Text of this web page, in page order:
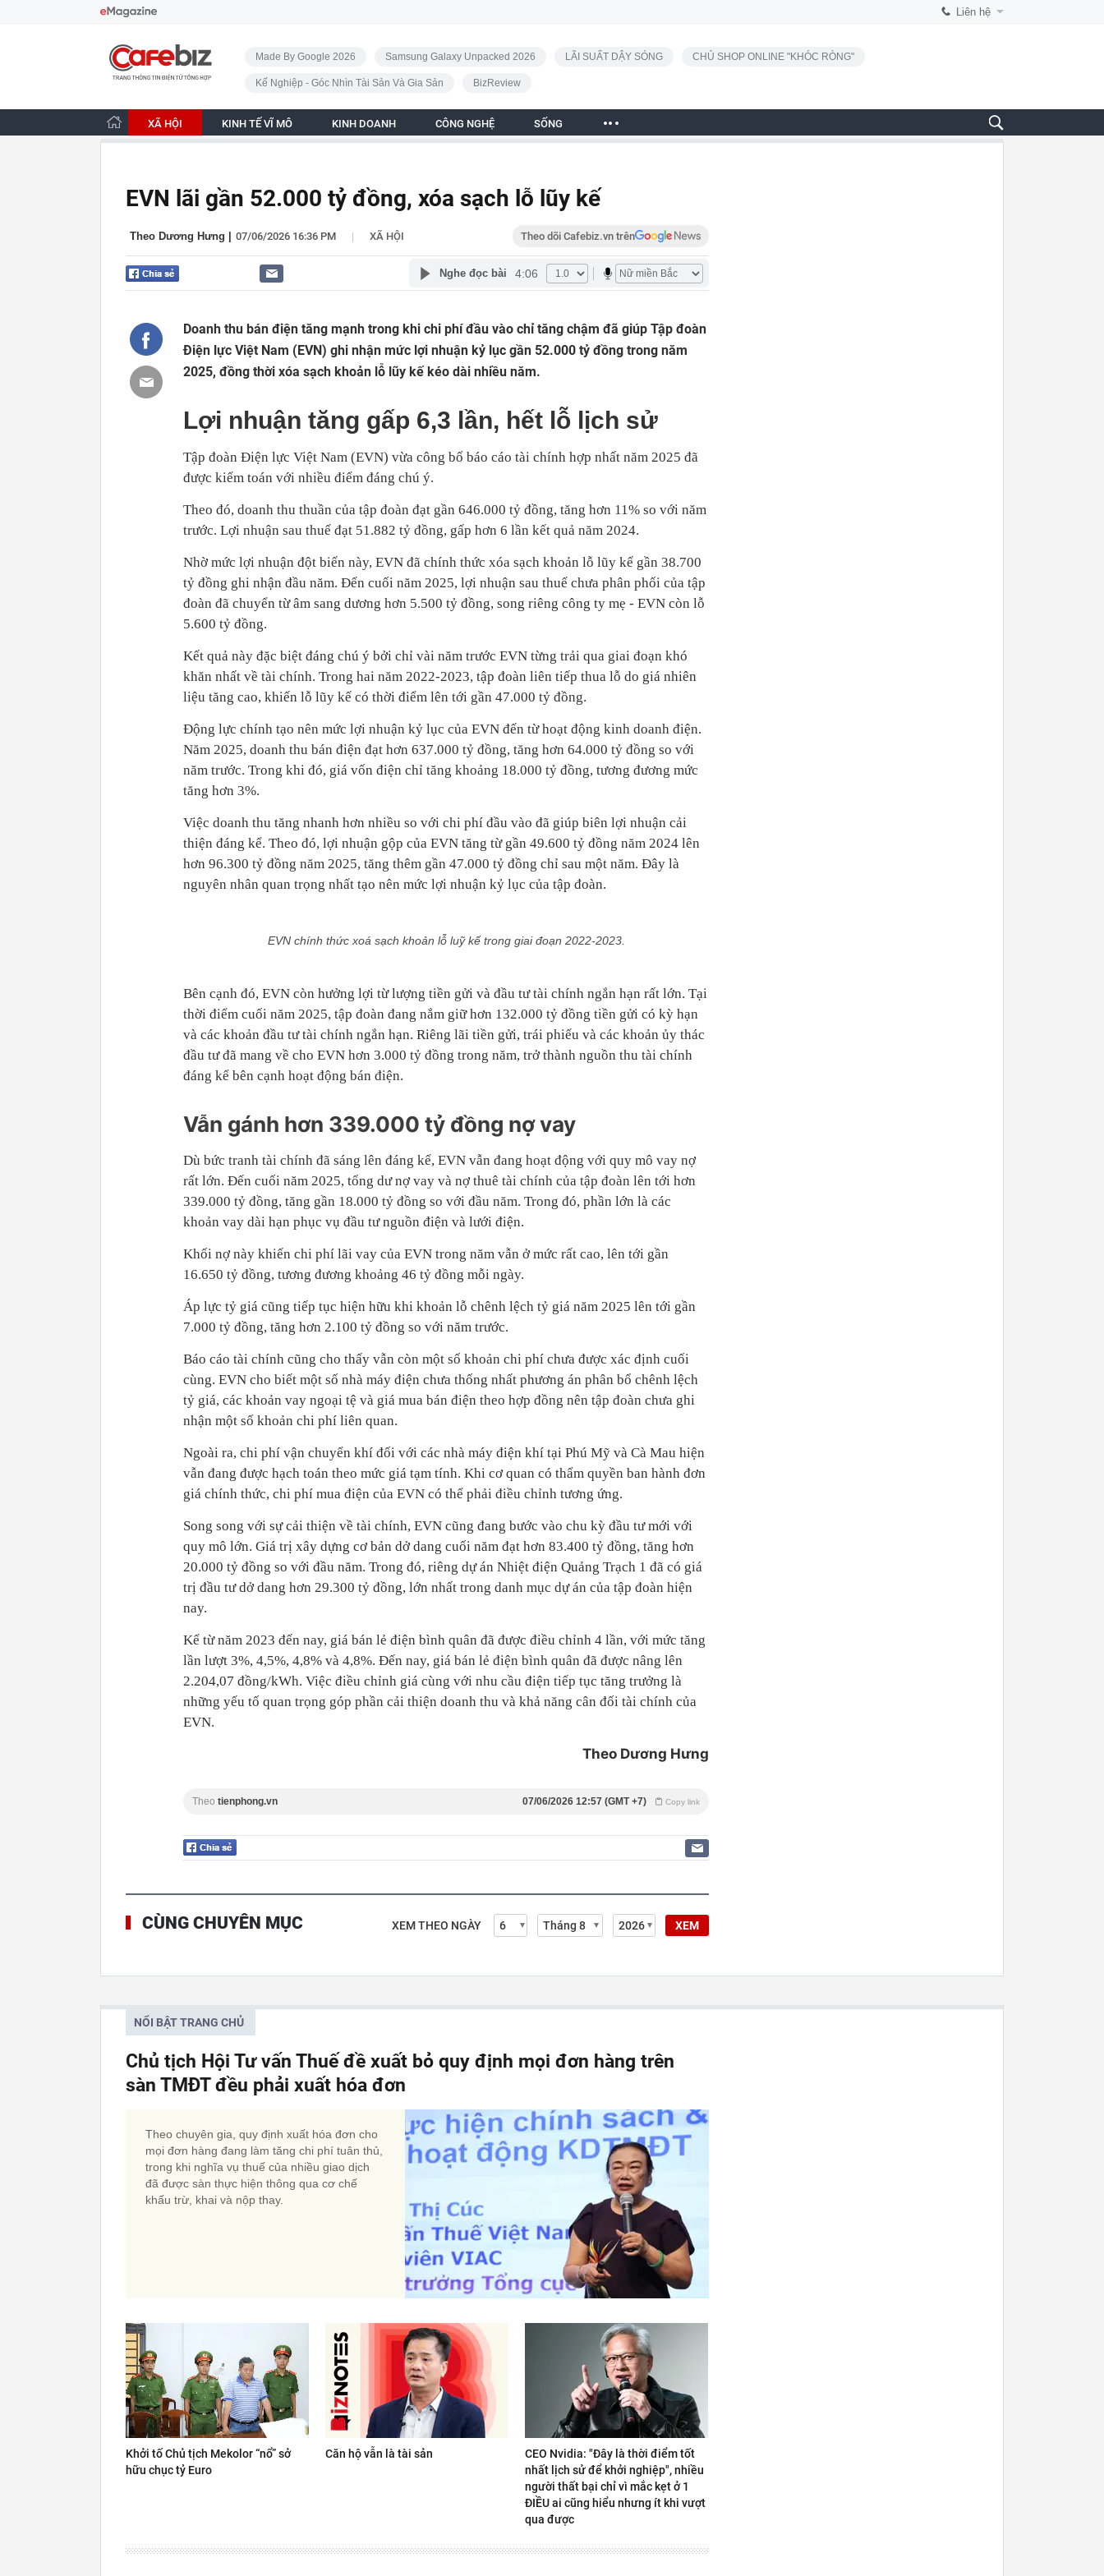
Liên hệ
CafeBiz - Trang chủ
Made By Google 2026 Samsung Galaxy Unpacked 2026 LÃI SUẤT DẬY SÓNG CHỦ SHOP ONLINE "KHÓC RÒNG"
Kế Nghiệp - Góc Nhìn Tài Sản Và Gia Sản BizReview
XÃ HỘI KINH TẾ VĨ MÔ KINH DOANH CÔNG NGHỆ SỐNG
EVN lãi gần 52.000 tỷ đồng, xóa sạch lỗ lũy kế
Theo Dương Hưng 07/06/2026 16:36 PM | XÃ HỘI Theo dõi Cafebiz.vn trên
Nghe đọc bài 4:06
Doanh thu bán điện tăng mạnh trong khi chi phí đầu vào chỉ tăng chậm đã giúp Tập đoàn
Điện lực Việt Nam (EVN) ghi nhận mức lợi nhuận kỷ lục gần 52.000 tỷ đồng trong năm
2025, đồng thời xóa sạch khoản lỗ lũy kế kéo dài nhiều năm.
Lợi nhuận tăng gấp 6,3 lần, hết lỗ lịch sử
Tập đoàn Điện lực Việt Nam (EVN) vừa công bố báo cáo tài chính hợp nhất năm 2025 đã
được kiểm toán với nhiều điểm đáng chú ý.
Theo đó, doanh thu thuần của tập đoàn đạt gần 646.000 tỷ đồng, tăng hơn 11% so với năm
trước. Lợi nhuận sau thuế đạt 51.882 tỷ đồng, gấp hơn 6 lần kết quả năm 2024.
Nhờ mức lợi nhuận đột biến này, EVN đã chính thức xóa sạch khoản lỗ lũy kế gần 38.700
tỷ đồng ghi nhận đầu năm. Đến cuối năm 2025, lợi nhuận sau thuế chưa phân phối của tập
đoàn đã chuyển từ âm sang dương hơn 5.500 tỷ đồng, song riêng công ty mẹ - EVN còn lỗ
5.600 tỷ đồng.
Kết quả này đặc biệt đáng chú ý bởi chỉ vài năm trước EVN từng trải qua giai đoạn khó
khăn nhất về tài chính. Trong hai năm 2022-2023, tập đoàn liên tiếp thua lỗ do giá nhiên
liệu tăng cao, khiến lỗ lũy kế có thời điểm lên tới gần 47.000 tỷ đồng.
Động lực chính tạo nên mức lợi nhuận kỷ lục của EVN đến từ hoạt động kinh doanh điện.
Năm 2025, doanh thu bán điện đạt hơn 637.000 tỷ đồng, tăng hơn 64.000 tỷ đồng so với
năm trước. Trong khi đó, giá vốn điện chỉ tăng khoảng 18.000 tỷ đồng, tương đương mức
tăng hơn 3%.
Việc doanh thu tăng nhanh hơn nhiều so với chi phí đầu vào đã giúp biên lợi nhuận cải
thiện đáng kể. Theo đó, lợi nhuận gộp của EVN tăng từ gần 49.600 tỷ đồng năm 2024 lên
hơn 96.300 tỷ đồng năm 2025, tăng thêm gần 47.000 tỷ đồng chỉ sau một năm. Đây là
nguyên nhân quan trọng nhất tạo nên mức lợi nhuận kỷ lục của tập đoàn.
EVN chính thức xoá sạch khoản lỗ luỹ kế trong giai đoạn 2022-2023.
Bên cạnh đó, EVN còn hưởng lợi từ lượng tiền gửi và đầu tư tài chính ngắn hạn rất lớn. Tại
thời điểm cuối năm 2025, tập đoàn đang nắm giữ hơn 132.000 tỷ đồng tiền gửi có kỳ hạn
và các khoản đầu tư tài chính ngắn hạn. Riêng lãi tiền gửi, trái phiếu và các khoản ủy thác
đầu tư đã mang về cho EVN hơn 3.000 tỷ đồng trong năm, trở thành nguồn thu tài chính
đáng kể bên cạnh hoạt động bán điện.
Vẫn gánh hơn 339.000 tỷ đồng nợ vay
Dù bức tranh tài chính đã sáng lên đáng kể, EVN vẫn đang hoạt động với quy mô vay nợ
rất lớn. Đến cuối năm 2025, tổng dư nợ vay và nợ thuê tài chính của tập đoàn lên tới hơn
339.000 tỷ đồng, tăng gần 18.000 tỷ đồng so với đầu năm. Trong đó, phần lớn là các
khoản vay dài hạn phục vụ đầu tư nguồn điện và lưới điện.
Khối nợ này khiến chi phí lãi vay của EVN trong năm vẫn ở mức rất cao, lên tới gần
16.650 tỷ đồng, tương đương khoảng 46 tỷ đồng mỗi ngày.
Áp lực tỷ giá cũng tiếp tục hiện hữu khi khoản lỗ chênh lệch tỷ giá năm 2025 lên tới gần
7.000 tỷ đồng, tăng hơn 2.100 tỷ đồng so với năm trước.
Báo cáo tài chính cũng cho thấy vẫn còn một số khoản chi phí chưa được xác định cuối
cùng. EVN cho biết một số nhà máy điện chưa thống nhất phương án phân bổ chênh lệch
tỷ giá, các khoản vay ngoại tệ và giá mua bán điện theo hợp đồng nên tập đoàn chưa ghi
nhận một số khoản chi phí liên quan.
Ngoài ra, chi phí vận chuyển khí đối với các nhà máy điện khí tại Phú Mỹ và Cà Mau hiện
vẫn đang được hạch toán theo mức giá tạm tính. Khi cơ quan có thẩm quyền ban hành đơn
giá chính thức, chi phí mua điện của EVN có thể phải điều chỉnh tương ứng.
Song song với sự cải thiện về tài chính, EVN cũng đang bước vào chu kỳ đầu tư mới với
quy mô lớn. Giá trị xây dựng cơ bản dở dang cuối năm đạt hơn 83.400 tỷ đồng, tăng hơn
20.000 tỷ đồng so với đầu năm. Trong đó, riêng dự án Nhiệt điện Quảng Trạch 1 đã có giá
trị đầu tư dở dang hơn 29.300 tỷ đồng, lớn nhất trong danh mục dự án của tập đoàn hiện
nay.
Kể từ năm 2023 đến nay, giá bán lẻ điện bình quân đã được điều chỉnh 4 lần, với mức tăng
lần lượt 3%, 4,5%, 4,8% và 4,8%. Đến nay, giá bán lẻ điện bình quân đã được nâng lên
2.204,07 đồng/kWh. Việc điều chỉnh giá cùng với nhu cầu điện tiếp tục tăng trưởng là
những yếu tố quan trọng góp phần cải thiện doanh thu và khả năng cân đối tài chính của
EVN.
Theo Dương Hưng
Theo tienphong.vn Copy link
07/06/2026 12:57 (GMT +7)
CÙNG CHUYÊN MỤC XEM THEO NGÀY XEM
NỔI BẬT TRANG CHỦ
Chủ tịch Hội Tư vấn Thuế đề xuất bỏ quy định mọi đơn hàng trên
sàn TMĐT đều phải xuất hóa đơn
Theo chuyên gia, quy định xuất hóa đơn cho
mọi đơn hàng đang làm tăng chi phí tuân thủ,
trong khi nghĩa vụ thuế của nhiều giao dịch
đã được sàn thực hiện thông qua cơ chế
khấu trừ, khai và nộp thay.
Khởi tố Chủ tịch Mekolor “nổ” sở
hữu chục tỷ Euro
Căn hộ vẫn là tài sản
CEO Nvidia: "Đây là thời điểm tốt
nhất lịch sử để khởi nghiệp", nhiều
người thất bại chỉ vì mắc kẹt ở 1
ĐIỀU ai cũng hiểu nhưng ít khi vượt
qua được